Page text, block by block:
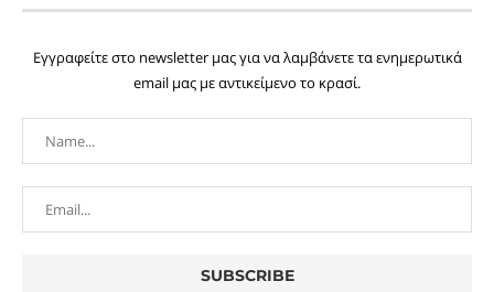
Εγγραφείτε στο newsletter μας για να λαμβάνετε τα ενημερωτικά
email μας με αντικείμενο το κρασί.